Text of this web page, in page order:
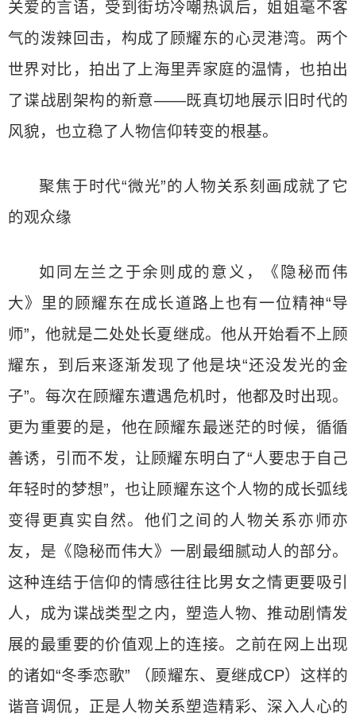
关爱的言语，受到街坊冷嘲热讽后，姐姐毫不客
气的泼辣回击，构成了顾耀东的心灵港湾。两个
世界对比，拍出了上海里弄家庭的温情，也拍出
了谍战剧架构的新意——既真切地展示旧时代的
风貌，也立稳了人物信仰转变的根基。
聚焦于时代“微光”的人物关系刻画成就了它
的观众缘
如同左兰之于余则成的意义，《隐秘而伟
大》里的顾耀东在成长道路上也有一位精神“导
师”，他就是二处处长夏继成。他从开始看不上顾
耀东，到后来逐渐发现了他是块“还没发光的金
子”。每次在顾耀东遭遇危机时，他都及时出现。
更为重要的是，他在顾耀东最迷茫的时候，循循
善诱，引而不发，让顾耀东明白了“人要忠于自己
年轻时的梦想”，也让顾耀东这个人物的成长弧线
变得更真实自然。他们之间的人物关系亦师亦
友，是《隐秘而伟大》一剧最细腻动人的部分。
这种连结于信仰的情感往往比男女之情更要吸引
人，成为谍战类型之内，塑造人物、推动剧情发
展的最重要的价值观上的连接。之前在网上出现
的诸如“冬季恋歌” （顾耀东、夏继成CP）这样的
谐音调侃，正是人物关系塑造精彩、深入人心的